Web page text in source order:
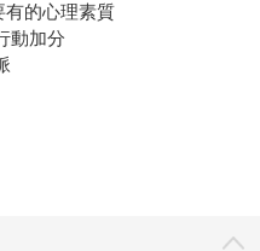
有的心理素質
動加分